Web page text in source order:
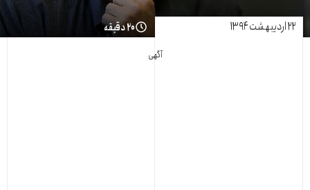
۲۲ اردیبهشت ۱۳۹۴ ۲۰ دقیقه
آگهی